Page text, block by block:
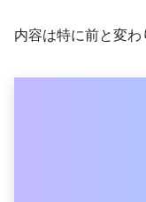
内容は特に前と変わ